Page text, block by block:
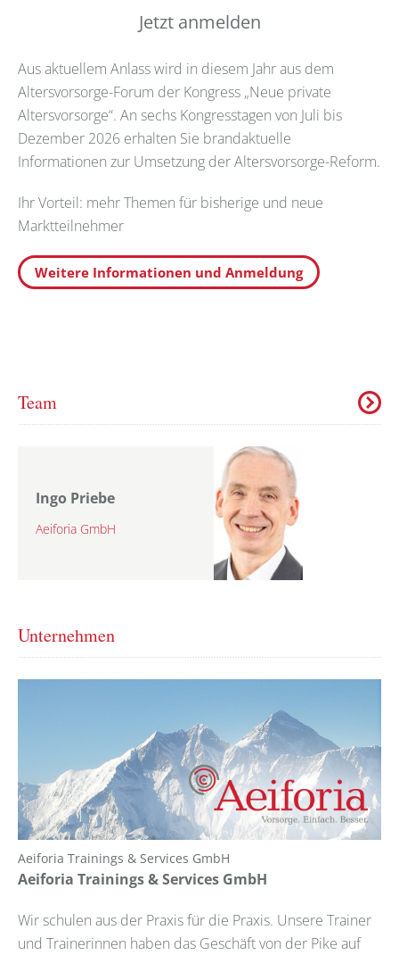
Jetzt anmelden
Aus aktuellem Anlass wird in diesem Jahr aus dem
Altersvorsorge-Forum der Kongress „Neue private
Altersvorsorge“. An sechs Kongresstagen von Juli bis
Dezember 2026 erhalten Sie brandaktuelle
Informationen zur Umsetzung der Altersvorsorge-Reform.
Ihr Vorteil: mehr Themen für bisherige und neue
Marktteilnehmer
Weitere Informationen und Anmeldung
Team
Ingo Priebe
Aeiforia GmbH
Unternehmen
Aeiforia Trainings & Services GmbH
Aeiforia Trainings & Services GmbH
Wir schulen aus der Praxis für die Praxis. Unsere Trainer
und Trainerinnen haben das Geschäft von der Pike auf